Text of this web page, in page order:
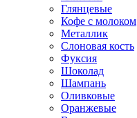
Глянцевые
Кофе с молоком
Металлик
Слоновая кость
Фуксия
Шоколад
Шампань
Оливковые
Оранжевые